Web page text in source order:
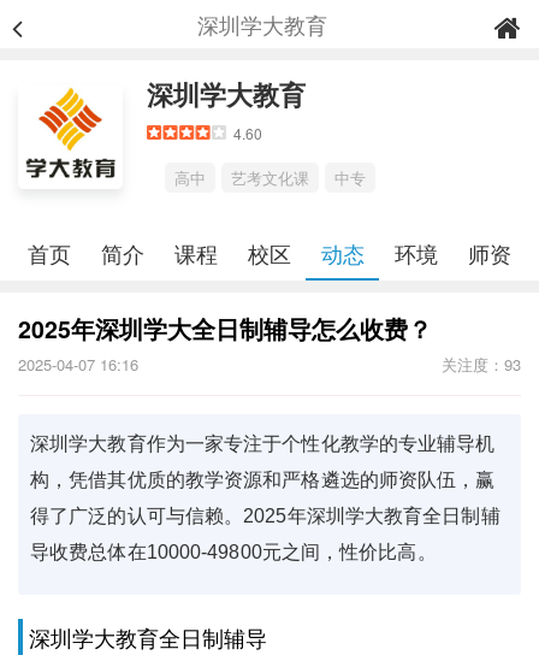
深圳学大教育
深圳学大教育
4.60
高中 艺考文化课 中专
首页 简介 课程 校区 动态 环境 师资
2025年深圳学大全日制辅导怎么收费？
2025-04-07 16:16 关注度：93
深圳学大教育作为一家专注于个性化教学的专业辅导机
构，凭借其优质的教学资源和严格遴选的师资队伍，赢
得了广泛的认可与信赖。2025年深圳学大教育全日制辅
导收费总体在10000-49800元之间，性价比高。
深圳学大教育全日制辅导